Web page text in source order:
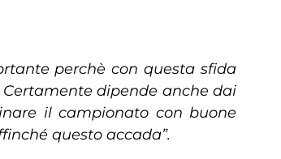
perchè con questa sfida
dipende anche dai
il campionato con buone
questo accada”.